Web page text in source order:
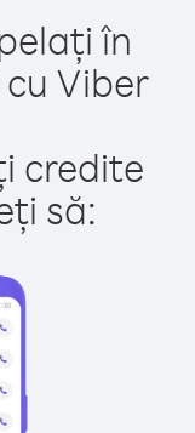
în
Viber
credite
să: